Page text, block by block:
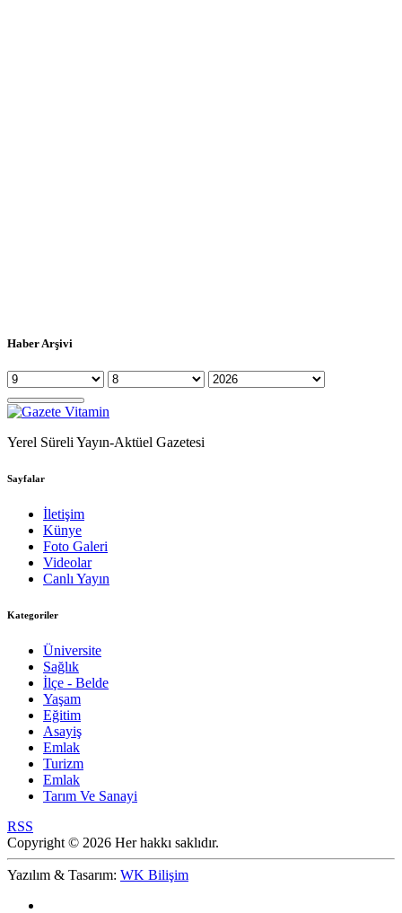
Haber Arşivi
Yerel Süreli Yayın-Aktüel Gazetesi
Sayfalar
İletişim
Künye
Foto Galeri
Videolar
Canlı Yayın
Kategoriler
Üniversite
Sağlık
İlçe - Belde
Yaşam
Eğitim
Asayiş
Emlak
Turizm
Emlak
Tarım Ve Sanayi
RSS
Copyright © 2026 Her hakkı saklıdır.
Yazılım & Tasarım: WK Bilişim